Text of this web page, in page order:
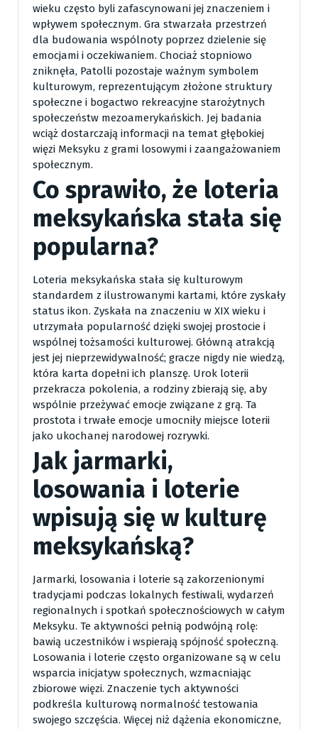
wieku często byli zafascynowani jej znaczeniem i
wpływem społecznym. Gra stwarzała przestrzeń
dla budowania wspólnoty poprzez dzielenie się
emocjami i oczekiwaniem. Chociaż stopniowo
zniknęła, Patolli pozostaje ważnym symbolem
kulturowym, reprezentującym złożone struktury
społeczne i bogactwo rekreacyjne starożytnych
społeczeństw mezoamerykańskich. Jej badania
wciąż dostarczają informacji na temat głębokiej
więzi Meksyku z grami losowymi i zaangażowaniem
społecznym.
Co sprawiło, że loteria
meksykańska stała się
popularna?
Loteria meksykańska stała się kulturowym
standardem z ilustrowanymi kartami, które zyskały
status ikon. Zyskała na znaczeniu w XIX wieku i
utrzymała popularność dzięki swojej prostocie i
wspólnej tożsamości kulturowej. Główną atrakcją
jest jej nieprzewidywalność; gracze nigdy nie wiedzą,
która karta dopełni ich planszę. Urok loterii
przekracza pokolenia, a rodziny zbierają się, aby
wspólnie przeżywać emocje związane z grą. Ta
prostota i trwałe emocje umocniły miejsce loterii
jako ukochanej narodowej rozrywki.
Jak jarmarki,
losowania i loterie
wpisują się w kulturę
meksykańską?
Jarmarki, losowania i loterie są zakorzenionymi
tradycjami podczas lokalnych festiwali, wydarzeń
regionalnych i spotkań społecznościowych w całym
Meksyku. Te aktywności pełnią podwójną rolę:
bawią uczestników i wspierają spójność społeczną.
Losowania i loterie często organizowane są w celu
wsparcia inicjatyw społecznych, wzmacniając
zbiorowe więzi. Znaczenie tych aktywności
podkreśla kulturową normalność testowania
swojego szczęścia. Więcej niż dążenia ekonomiczne,